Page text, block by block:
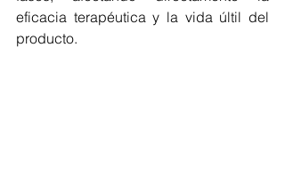
eficacia terapéutica y la vida últil del
producto.